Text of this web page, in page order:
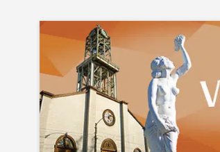
contenido